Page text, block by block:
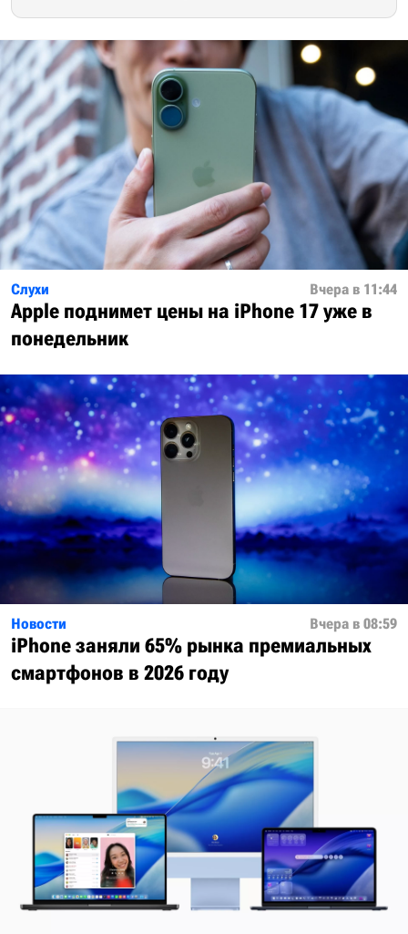
Слухи Вчера в 11:44
Apple поднимет цены на iPhone 17 уже в
понедельник
Новости Вчера в 08:59
iPhone заняли 65% рынка премиальных
смартфонов в 2026 году